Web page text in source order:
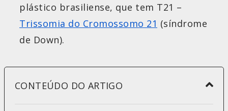
plástico brasiliense, que tem T21 –
Trissomia do Cromossomo 21 (síndrome
de Down).
CONTEÚDO DO ARTIGO